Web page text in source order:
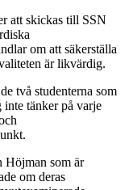
att skickas till SSN
om att säkerställa
är likvärdig.
två studenterna som
tänker på varje
Höjman som är
om deras